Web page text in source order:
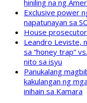
hiniling na ng
Exclusive power
napatunayan sa
House
Leandro Leviste,
sa “honey trap”
nito sa isyu
Panukalang
kakulangan ng
inihain sa Kamara